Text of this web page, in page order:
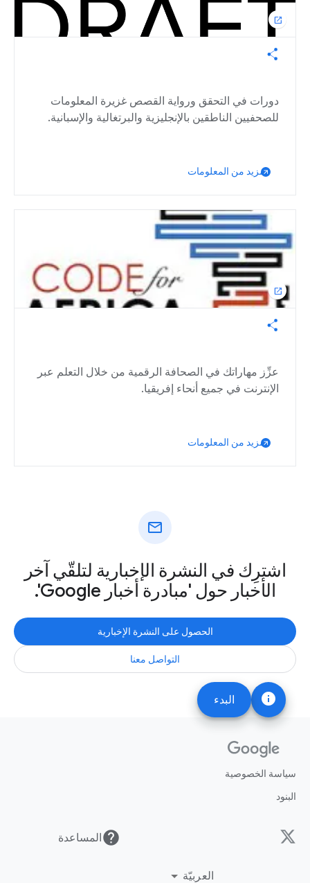
info البدء
open_in_new
دورات في التحقق ورواية القصص غزيرة المعلومات
للصحفيين الناطقين بالإنجليزية والبرتغالية والإسبانية.
مزيد من المعلومات
open_in_new
عزِّز مهاراتك في الصحافة الرقمية من خلال التعلم عبر
الإنترنت في جميع أنحاء إفريقيا.
مزيد من المعلومات
mail
اشترِك في النشرة الإخبارية لتلقّي آخر
الأخبار حول 'مبادرة أخبار Google'.
الحصول على النشرة الإخبارية
التواصل معنا
سياسة الخصوصية
البنود
helpالمساعدة
العربيّة